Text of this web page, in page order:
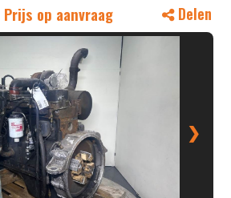
Prijs op aanvraag Delen
❯